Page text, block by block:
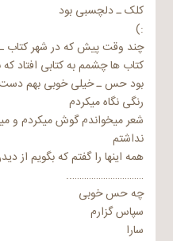
کلک ـ دلچسبی بود
:)
چند وقت پیش که در شهر کتاب
کتاب ها چشمم به کتابی افتاد
بود حس ـ خیلی خوبی بهم دست
رنگی نگاه میکردم
شعر میخواندم گوش میکردم و
نداشتم
همه اینها را گفتم که بگویم
…………………………..
چه حس خوبی
سپاس گزارم
سارا